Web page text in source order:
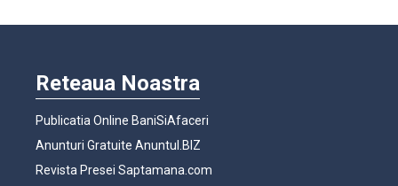
Reteaua Noastra
Publicatia Online BaniSiAfaceri
Anunturi Gratuite Anuntul.BIZ
Revista Presei Saptamana.com